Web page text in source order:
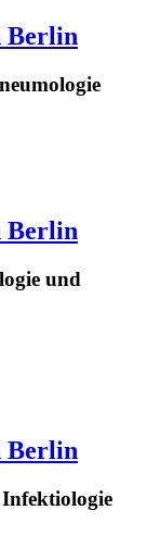
Berlin
Berlin
und
Berlin